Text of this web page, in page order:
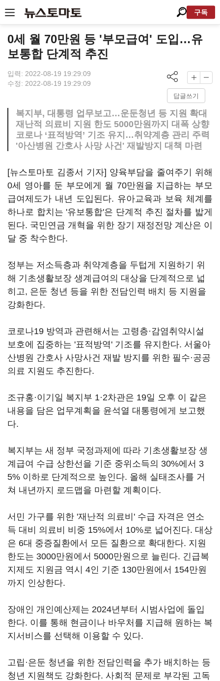
구독
0세 월 70만원 등 '부모급여' 도입…유
보통합 단계적 추진
입력: 2022-08-19 19:29:09
수정: 2022-08-19 19:29:09
답글쓰기
복지부, 대통령 업무보고…운둔청년 등 지원 확대
재난적 의료비 지원 한도 5000만원까지 대폭 상향
코로나 ‘표적방역’ 기조 유지…취약계층 관리 주력
'아산병원 간호사 사망 사건' 재발방지 대책 마련
[뉴스토마토 김종서 기자] 양육부담을 줄여주기 위해
0세 영아를 둔 부모에게 월 70만원을 지급하는 부모
급여제도가 내년 도입된다. 유아교육과 보육 체계를
하나로 합치는 '유보통합'은 단계적 추진 절차를 밟게
된다. 국민연금 개혁을 위한 장기 재정전망 계산은 이
달 중 착수한다.
정부는 저소득층과 취약계층을 두텁게 지원하기 위
해 기초생활보장 생계급여의 대상을 단계적으로 넓
히고, 은둔 청년 등을 위한 전담인력 배치 등 지원을
강화한다.
코로나19 방역과 관련해서는 고령층·감염취약시설
보호에 집중하는 '표적방역' 기조를 유지한다. 서울아
산병원 간호사 사망사건 재발 방지를 위한 필수·공공
의료 지원도 추진한다.
조규홍·이기일 복지부 1·2차관은 19일 오후 이 같은
내용을 담은 업무계획을 윤석열 대통령에게 보고했
다.
복지부는 새 정부 국정과제에 따라 기초생활보장 생
계급여 수급 상한선을 기준 중위소득의 30%에서 3
5% 이하로 단계적으로 높인다. 올해 실태조사를 거
쳐 내년까지 로드맵을 마련할 계획이다.
서민 가구를 위한 '재난적 의료비' 수급 자격은 연소
득 대비 의료비 비중 15%에서 10%로 넓어진다. 대상
은 6대 중증질환에서 모든 질환으로 확대한다. 지원
한도는 3000만원에서 5000만원으로 늘린다. 긴급복
지제도 지원금 역시 4인 기준 130만원에서 154만원
까지 인상한다.
장애인 개인예산제는 2024년부터 시범사업에 돌입
한다. 이를 통해 현금이나 바우처를 지급해 원하는 복
지서비스를 선택해 이용할 수 있다.
고립·은둔 청년을 위한 전담인력을 추가 배치하는 등
청년 지원책도 강화한다. 사회적 문제로 부각된 고독